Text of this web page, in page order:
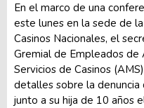
En el marco de una
este lunes en la sede de
Casinos Nacionales, el
Gremial de Empleados de
Servicios de Casinos
detalles sobre la denuncia
junto a su hija de 10 años